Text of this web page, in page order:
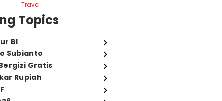
Travel
Topics
BI
Subianto
Gratis
Rupiah